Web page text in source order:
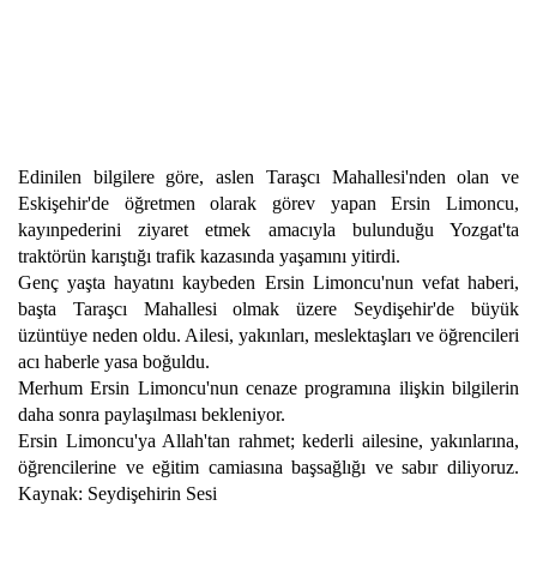
Edinilen bilgilere göre, aslen Taraşcı Mahallesi'nden olan ve
Eskişehir'de öğretmen olarak görev yapan Ersin Limoncu,
kayınpederini ziyaret etmek amacıyla bulunduğu Yozgat'ta
traktörün karıştığı trafik kazasında yaşamını yitirdi.
Genç yaşta hayatını kaybeden Ersin Limoncu'nun vefat haberi,
başta Taraşcı Mahallesi olmak üzere Seydişehir'de büyük
üzüntüye neden oldu. Ailesi, yakınları, meslektaşları ve öğrencileri
acı haberle yasa boğuldu.
Merhum Ersin Limoncu'nun cenaze programına ilişkin bilgilerin
daha sonra paylaşılması bekleniyor.
Ersin Limoncu'ya Allah'tan rahmet; kederli ailesine, yakınlarına,
öğrencilerine ve eğitim camiasına başsağlığı ve sabır diliyoruz.
Kaynak: Seydişehirin Sesi